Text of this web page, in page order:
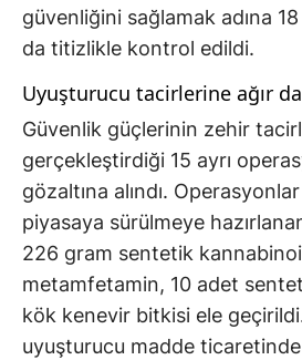
güvenliğini sağlamak adına
da titizlikle kontrol edildi.
Uyuşturucu tacirlerine ağır
Güvenlik güçlerinin zehir
gerçekleştirdiği 15 ayrı
gözaltına alındı.
piyasaya sürülmeye
226 gram sentetik
metamfetamin, 10 adet
kök kenevir bitkisi ele
uyuşturucu madde ticaretinde